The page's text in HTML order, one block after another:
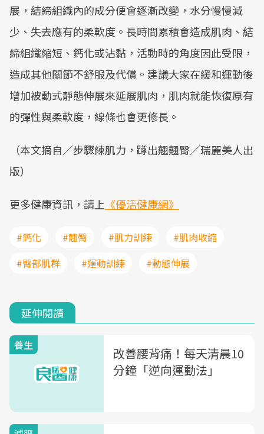
展，結締組織內的成分便會逐漸改變，水分慢慢減
少、失去應有的柔軟度。長時間累積會造成肌肉、結
締組織縮短、鈣化或沾黏，活動時的角度因此受限，
造成其他關節不舒服及代償。建議大家在緩和運動後
增加被動式靜態伸展來延展肌肉，肌肉就能恢復原有
的彈性與柔軟度，線條也會更修長。
（本文摘自／步驟練肌力，蹲出翹翹臀／瑞麗美人出
版）
更多健康資訊，請上 《優活健康網》
#鈣化 #翹臀 #肌力訓練
#肌肉收縮
#臀部肌群
#運動訓練 #動態伸展
延伸閱讀
養生
改善腰背痛！每天清晨10
分鐘「逆向運動法」